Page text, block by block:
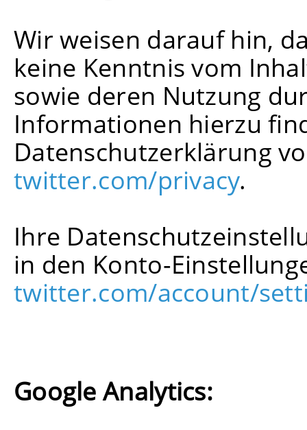
Wir weisen darauf hin,
keine Kenntnis vom
sowie deren Nutzung
Informationen hierzu
Datenschutzerklärung
twitter.com/privacy.
Ihre
in den Konto-
twitter.com/account/
Google Analytics: